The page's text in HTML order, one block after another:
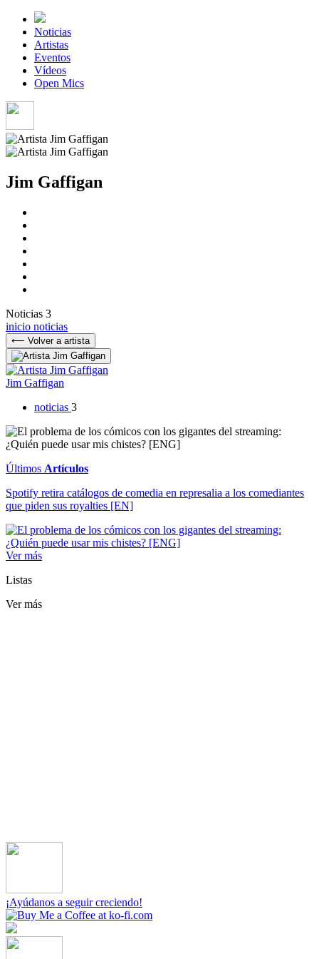
Noticias
Artistas
Eventos
Vídeos
Open Mics
Jim Gaffigan
Noticias 3
inicio noticias
⟵ Volver a artista
Jim Gaffigan
noticias 3
Últimos Artículos
Spotify retira catálogos de comedia en represalia a los comediantes
que piden sus royalties [EN]
Ver más
Listas
Ver más
¡Ayúdanos a seguir creciendo!